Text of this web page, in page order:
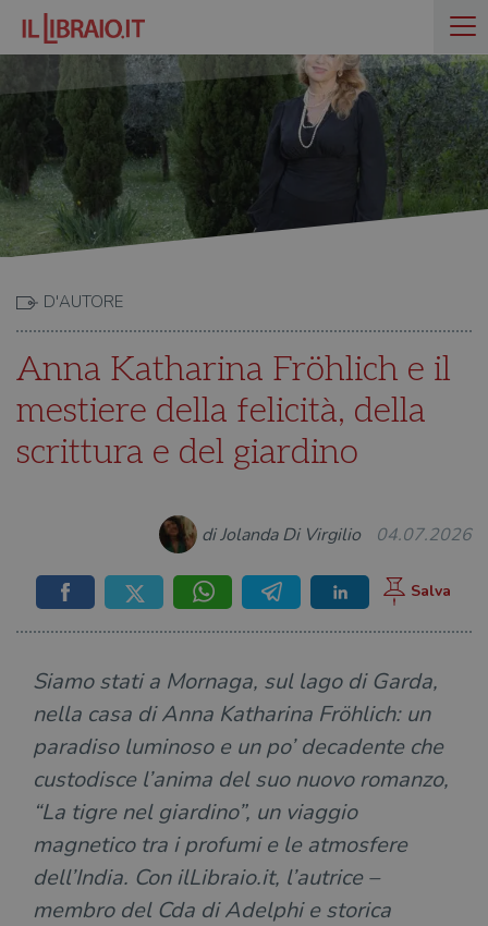
D'AUTORE
Anna Katharina Fröhlich e il
mestiere della felicità, della
scrittura e del giardino
di Jolanda Di Virgilio 04.07.2026
Siamo stati a Mornaga, sul lago di Garda,
nella casa di Anna Katharina Fröhlich: un
paradiso luminoso e un po’ decadente che
custodisce l’anima del suo nuovo romanzo,
“La tigre nel giardino”, un viaggio
magnetico tra i profumi e le atmosfere
dell’India. Con ilLibraio.it, l’autrice –
membro del Cda di Adelphi e storica